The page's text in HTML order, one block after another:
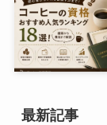
最新記事